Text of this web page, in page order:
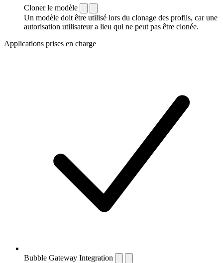
Cloner le modèle
Un modèle doit être utilisé lors du clonage des profils, car une
autorisation utilisateur a lieu qui ne peut pas être clonée.
Applications prises en charge
Bubble Gateway Integration